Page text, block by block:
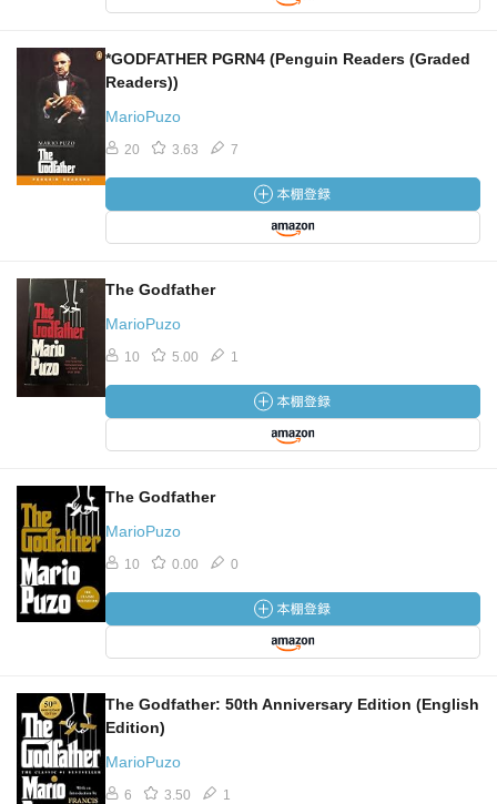
*GODFATHER PGRN4 (Penguin Readers (Graded
Readers))
MarioPuzo
20 3.63 7
The Godfather
MarioPuzo
10 5.00 1
The Godfather
MarioPuzo
10 0.00 0
The Godfather: 50th Anniversary Edition (English
Edition)
MarioPuzo
6 3.50 1